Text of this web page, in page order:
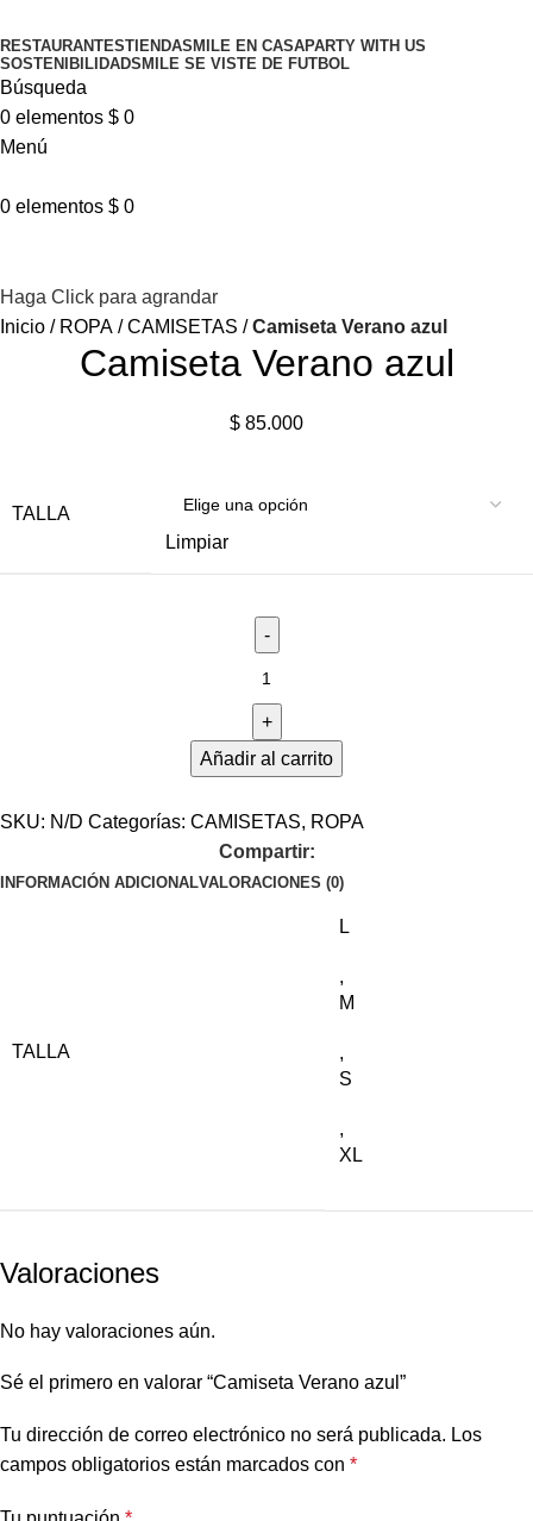
RESTAURANTESTIENDASMILE EN CASAPARTY WITH US
SOSTENIBILIDADSMILE SE VISTE DE FUTBOL
Búsqueda
0 elementos $ 0
Menú
0 elementos $ 0
Haga Click para agrandar
Inicio
ROPA CAMISETAS Camiseta Verano azul
Camiseta Verano azul
$ 85.000
TALLA
Limpiar
Añadir al carrito
SKU: N/D Categorías: CAMISETAS, ROPA
Compartir:
INFORMACIÓN ADICIONALVALORACIONES (0)
TALLA
L
,
M
,
S
,
XL
Valoraciones
No hay valoraciones aún.
Sé el primero en valorar “Camiseta Verano azul”
Tu dirección de correo electrónico no será publicada. Los
campos obligatorios están marcados con *